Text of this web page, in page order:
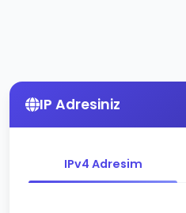
IP Adresiniz
IPv4 Adresim